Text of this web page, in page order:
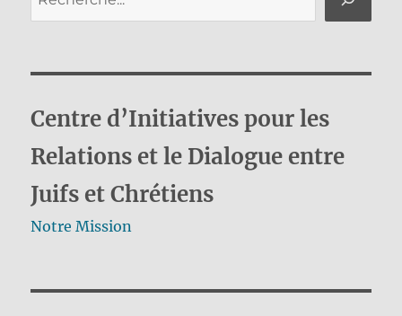
Centre d’Initiatives pour les
Relations et le Dialogue entre
Juifs et Chrétiens
Notre Mission